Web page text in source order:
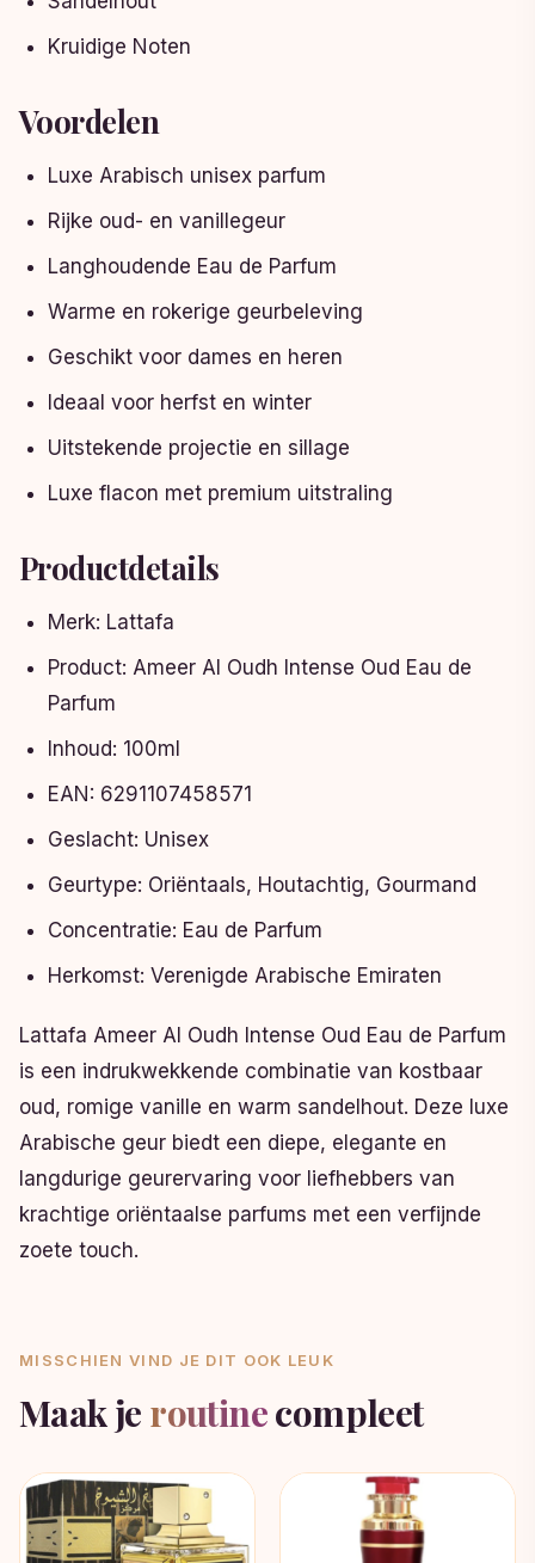
Kruidige Noten
Voordelen
Luxe Arabisch unisex parfum
Rijke oud- en vanillegeur
Langhoudende Eau de Parfum
Warme en rokerige geurbeleving
Geschikt voor dames en heren
Ideaal voor herfst en winter
Uitstekende projectie en sillage
Luxe flacon met premium uitstraling
Productdetails
Merk: Lattafa
Product: Ameer Al Oudh Intense Oud Eau de
Parfum
Inhoud: 100ml
EAN: 6291107458571
Geslacht: Unisex
Geurtype: Oriëntaals, Houtachtig, Gourmand
Concentratie: Eau de Parfum
Herkomst: Verenigde Arabische Emiraten
Lattafa Ameer Al Oudh Intense Oud Eau de Parfum
is een indrukwekkende combinatie van kostbaar
oud, romige vanille en warm sandelhout. Deze luxe
Arabische geur biedt een diepe, elegante en
langdurige geurervaring voor liefhebbers van
krachtige oriëntaalse parfums met een verfijnde
zoete touch.
MISSCHIEN VIND JE DIT OOK LEUK
Maak je routinecompleet